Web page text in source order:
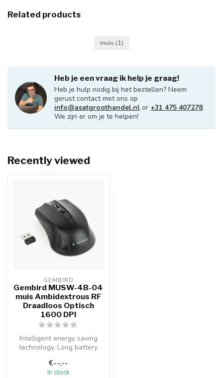
Related products
muis (1)
Heb je een vraag ik help je graag!
Heb je hulp nodig bij het bestellen? Neem
gerust contact met ons op
info@asatgroothandel.nl or +31 475 407278.
We zijn er om je te helpen!
Recently viewed
GEMBIRD
Gembird MUSW-4B-04
muis Ambidextrous RF
Draadloos Optisch
1600 DPI
Intelligent energy saving
technology. Long battery
...
€--,--
In stock